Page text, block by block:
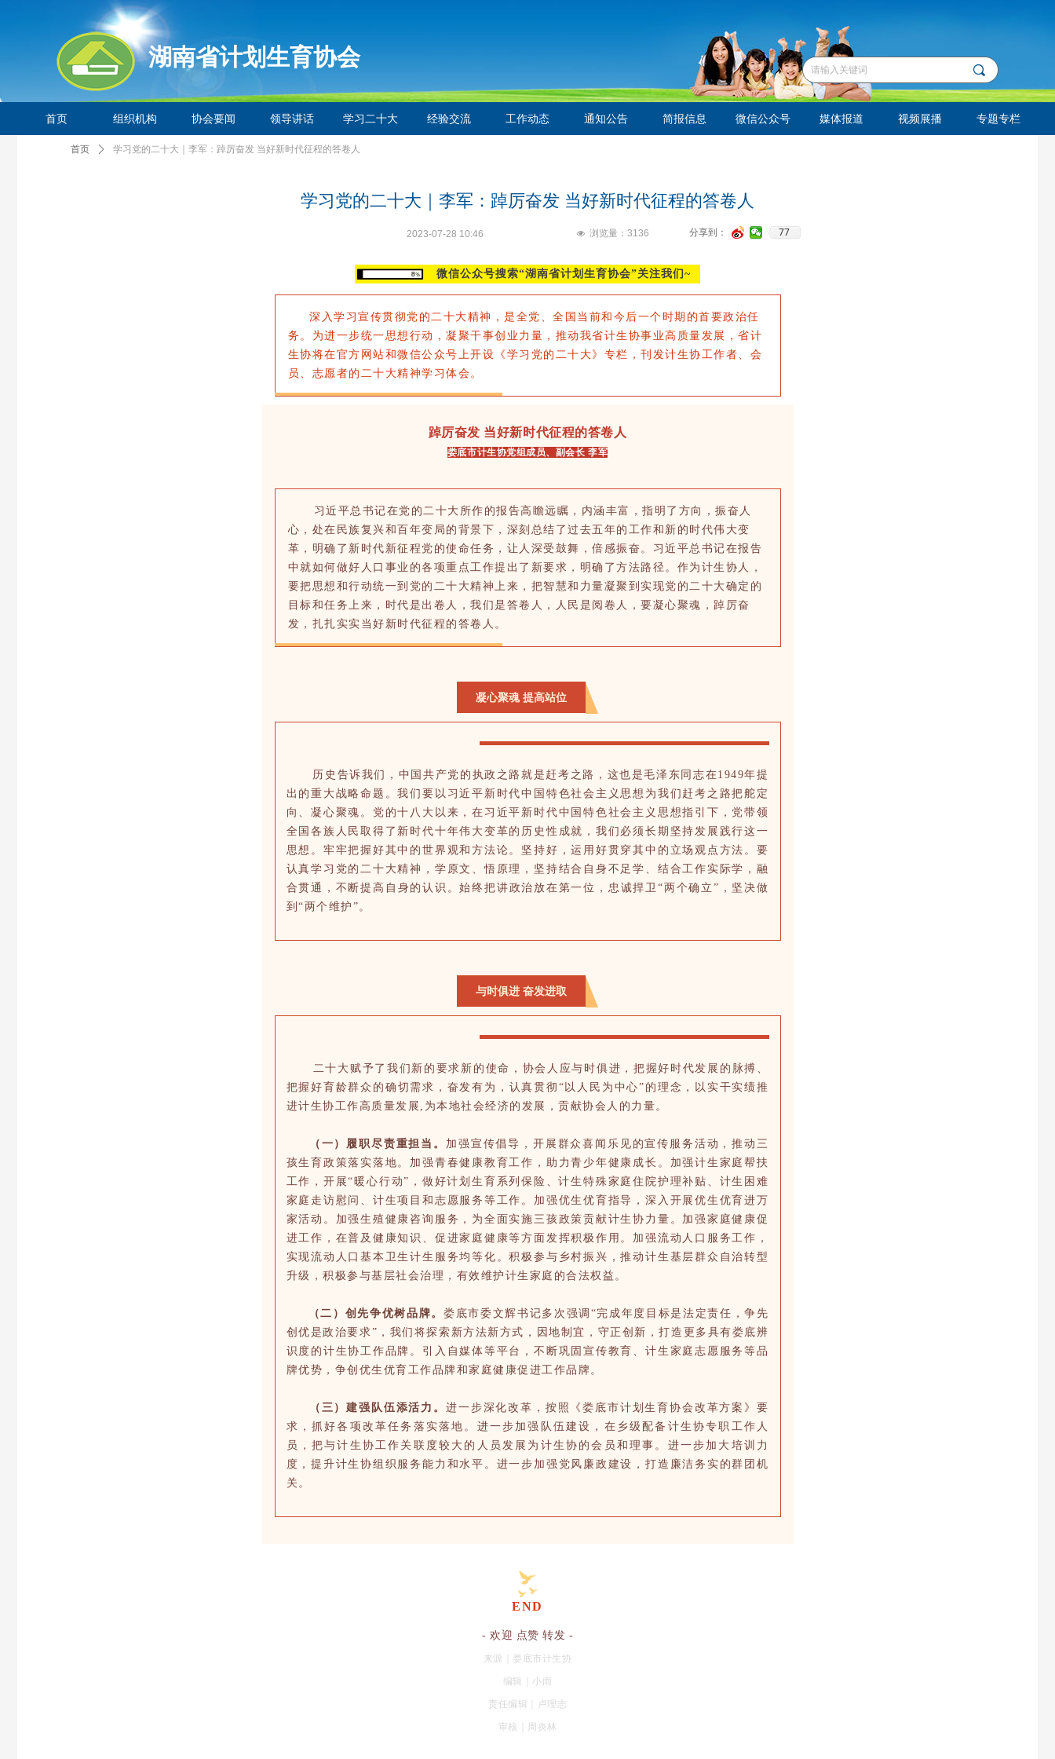
首页 组织机构 协会要闻 领导讲话 学习二十大 经验交流 工作动态 通知公告 简报信息 微信公众号 媒体报道 视频展播 专题专栏
끠
湖南省计划生育协会
学习党的二十大｜李军：踔厉奋发 当好新时代征程的答卷人
微信公众号搜索“湖南省计划生育协会”关注我们~
深入学习宣传贯彻党的二十大精神，是全党、全国当前和今 后一个时期的首要政治任
务。为进一步统一思想行动，凝聚干事创业力量，推动我省计生协事业高质量发展，省计
生协将在官方网站和微信公众号上开设《学习党的二十大》专栏，刊发计生协工作者、会
员、志愿者的二十大精神学习体会。
踔厉奋发 当好新时代征程的答卷人
娄底市计生协党组成员、副会长 李军
习近平总书记在党的二十大所作的报告高瞻远瞩，内涵丰富，指明了方向，振奋人
心，处在民族复兴和百年变局的背景下，深刻总结了过去五年的工作和新的时代伟大变
革，明确了新时代新征程党的使命任务，让人深受鼓舞，倍感振奋。习近平总书记在报告
中就如何做好人口事业的各项重点工作提出了新要求，明确了方法路径。作为计生协人，
要把思想和行动统一到党的二十大精神上来，把智慧和力量凝聚到实现党的二十大确定的
目标和任务上来，时代是出卷人，我们是答卷人，人民是阅卷人，要凝心聚魂，踔厉奋
发，扎扎实实当好新时代征程的答卷人。
凝心聚魂 提高站位
历史告诉我们，中国共产党的执政之路就是赶考之路，这也是毛泽东同志在1949年提
出的重大战略命题。我们要以习近平新时代中国特色社会主义思想为我们赶考之路把舵定
向、凝心聚魂。党的十八大以来，在习近平新时代中国特色社会主义思想指引下，党带领
全国各族人民取得了新时代十年伟大变革的历史性成就，我们必须长期坚持发展践行这一
思想。牢牢把握好其中的世界观和方法论。坚持好，运用好贯穿其中的立场观点方法。要
认真学习党的二十大精神，学原文、悟原理，坚持结合自身不足学、结合工作实际学，融
合贯通，不断提高自身的认识。始终把讲政治放在第一位，忠诚捍卫“两个确立”，坚决做
到“两个维护”。
与时俱进 奋发进取
二十大赋予了我们新的要求新的使命，协会人应与时俱进，把握好时代发展的脉搏、
把握好育龄群众的确切需求，奋发有为，认真贯彻“以人民为中心”的理念，以实干实绩推
进计生协工作高质量发展,为本地社会经济的发展，贡献协会人的力量。
（一）履职尽责重担当。 加强宣传倡导，开展群众喜闻乐见的宣传服务活动，推动三
孩生育政策落实落地。加强青春健康教育工作，助力青少年健康成长。加强计生家庭帮扶
工作，开展“暖心行动”，做好计划生育系列保险、计生特殊家庭住院护理补贴、计生困难
家庭走访慰问、计生项目和志愿服务等工作。加强优生优育指导，深入开展优生优育进万
家活动。加强生殖健康咨询服务，为全面实施三孩政策贡献计生协力量。加强家庭健康促
进工作，在普及健康知识、促进家庭健康等方面发挥积极作用。加强流动人口服务工作，
实现流动人口基本卫生计生服务均等化。积极参与乡村振兴，推动计生基层群众自治转型
升级，积极参与基层社会治理，有效维护计生家庭的合法权益。
（二）创先争优树品牌。 娄底市委文辉书记多次强调“完成年度目标是法定责任，争先
创优是政治要求”，我们将探索新方法新方式，因地制宜，守正创新，打造更多具有娄底辨
识度的计生协工作品牌。引入自媒体等平台，不断巩固宣传教育、计生家庭志愿服务等品
牌优势，争创优生优育工作品牌和家庭健康促进工作品牌。
（三）建强队伍添活力。 进一步深化改革，按照《娄底市计划生育协会改革方案》要
求，抓好各项改革任务落实落地。进一步加强队伍建设，在乡级配备计生协专职工作人
员，把与计生协工作关联度较大的人员发展为计生协的会员和理事。进一步加大培训力
度，提升计生协组织服务能力和水平。进一步加强党风廉政建设，打造廉洁务实的群团机
关。
END
- 欢迎 点赞 转发 -
来源｜娄底市计生协
编辑｜小雨
责任编辑｜ 卢理志
审核｜周炎林
首页 ꄲ 学习党的二十大｜李军：踔厉奋发 当好新时代征程的答卷人
2023-07-28 10:46 넶 浏览量： 3136 分享到： 77